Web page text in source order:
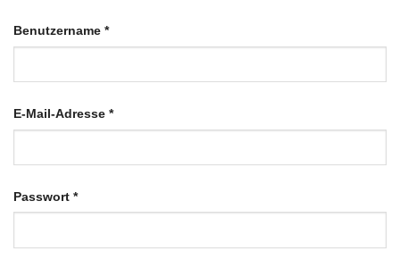
Benutzername *Erforderlich
E-Mail-Adresse *Erforderlich
Passwort *Erforderlich